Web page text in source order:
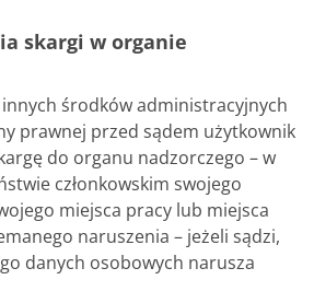
skargi w organie
środków administracyjnych
prawnej przed sądem użytkownik
do organu nadzorczego – w
członkowskim swojego
miejsca pracy lub miejsca
naruszenia – jeżeli sądzi,
danych osobowych narusza